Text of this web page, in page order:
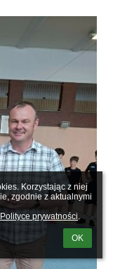
Korzystając z niej
zgodnie z aktualnymi
Polityce prywatności.
OK